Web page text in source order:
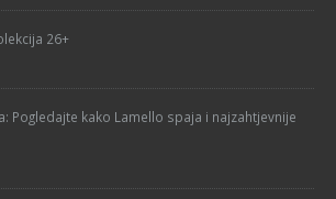
26+
Pogledajte kako Lamello spaja i najzahtjevnije